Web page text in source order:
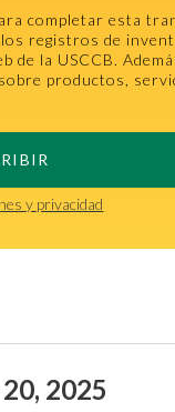
completar esta
registros de
de la USCCB.
productos,
y privacidad
2025